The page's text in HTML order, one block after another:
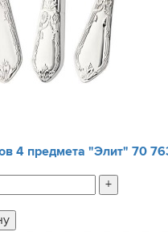
4 предмета "Элит" 70
+